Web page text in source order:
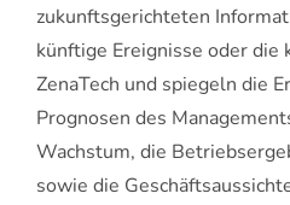
zukunftsgerichteten
künftige Ereignisse oder die
ZenaTech und spiegeln die
Prognosen des
Wachstum, die
sowie die